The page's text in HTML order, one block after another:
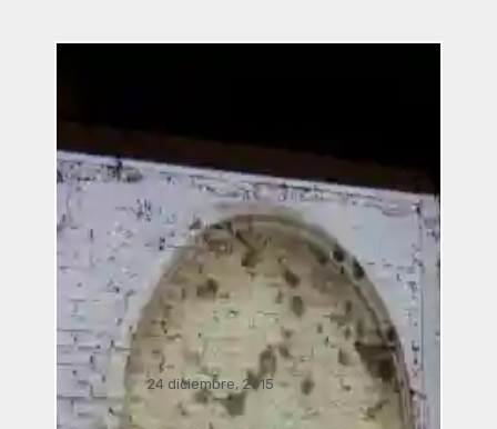
Recientes
24 diciembre, 2015